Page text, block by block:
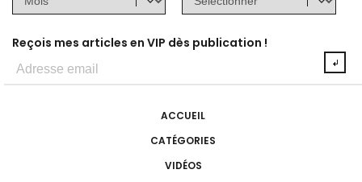
Reçois mes articles en VIP dès publication !
ACCUEIL
CATÉGORIES
VIDÉOS